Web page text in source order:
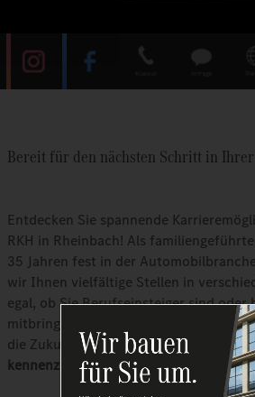
Bereit für den nächsten Schritt in
Entdecken Sie spannende
RKH in Rheinbach! Als
35 Jahren fest in der
wir Ihnen vielfältige Stellen in
egal, ob Sie Berufseinsteiger sind oder
mitbringen. Werden Sie Teil unseres
die Zukunft der Mobilität mit uns.
Wir
kennenzulernen!